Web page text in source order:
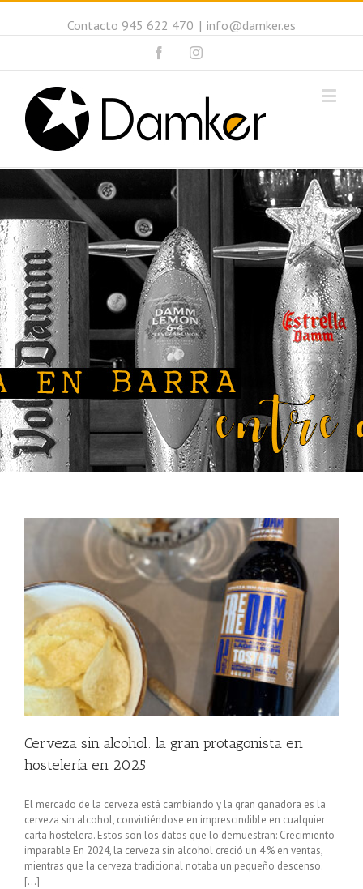
Contacto 945 622 470 | info@damker.es
FacebookInstagram
Cerveza sin alcohol: la gran protagonista en
hostelería en 2025
El mercado de la cerveza está cambiando y la gran ganadora es la
cerveza sin alcohol, convirtiéndose en imprescindible en cualquier
carta hostelera. Estos son los datos que lo demuestran: Crecimiento
imparable En 2024, la cerveza sin alcohol creció un 4 % en ventas,
mientras que la cerveza tradicional notaba un pequeño descenso.
[...]